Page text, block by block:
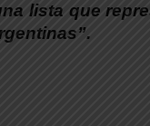
lista que